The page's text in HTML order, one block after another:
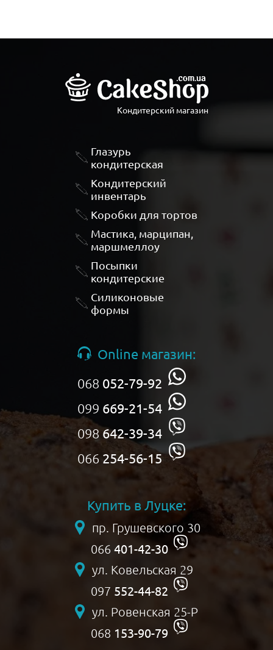
Кондитерский магазин
Глазурь
кондитерская
Кондитерский
инвентарь
Коробки для тортов
Мастика, марципан,
маршмеллоу
Посыпки
кондитерские
Силиконовые
формы
Online магазин:
068 052-79-92
099 669-21-54
098 642-39-34
066 254-56-15
Купить в Луцке:
пр. Грушевского 30
066 401-42-30
ул. Ковельская 29
097 552-44-82
ул. Ровенская 25-Р
068 153-90-79